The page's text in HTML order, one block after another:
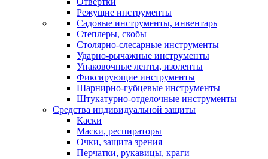
Режущие инструменты
Садовые инструменты, инвентарь
Степлеры, скобы
Столярно-слесарные инструменты
Ударно-рычажные инструменты
Упаковочные ленты, изоленты
Фиксирующие инструменты
Шарнирно-губцевые инструменты
Штукатурно-отделочные инструменты
Средства индивидуальной защиты
Каски
Маски, респираторы
Очки, защита зрения
Перчатки, рукавицы, краги